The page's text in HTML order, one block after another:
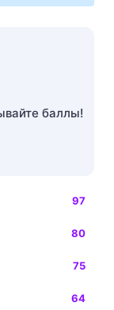
баллы!
97
80
75
64